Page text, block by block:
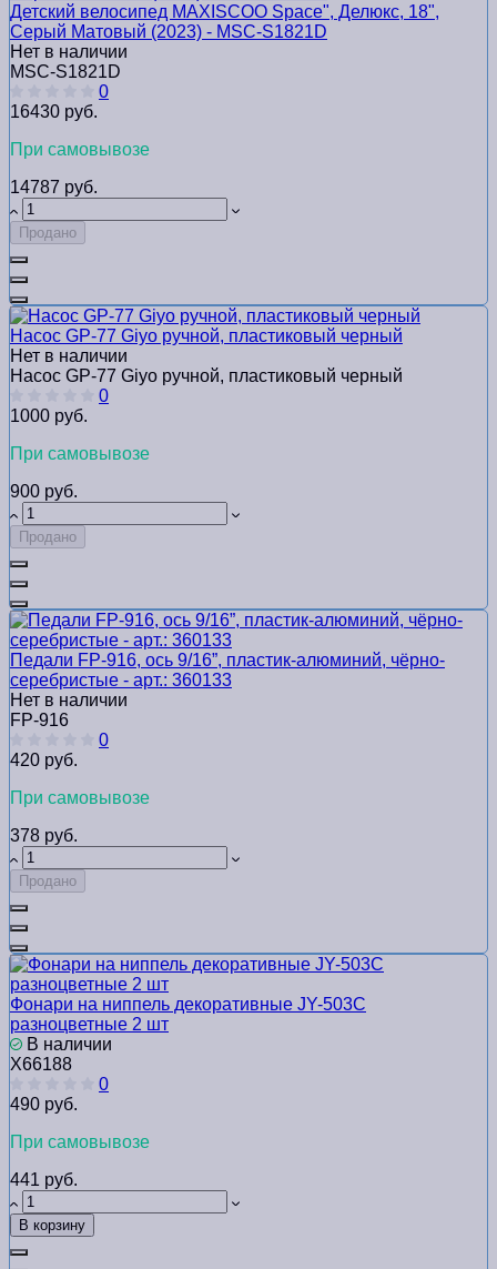
Детский велосипед MAXISCOO Space", Делюкс, 18",
Серый Матовый (2023) - MSC-S1821D
Нет в наличии
MSC-S1821D
0
16430 руб.
При самовывозе
14787 руб.
Продано
Насос GP-77 Giyo ручной, пластиковый черный
Нет в наличии
Насос GP-77 Giyo ручной, пластиковый черный
0
1000 руб.
При самовывозе
900 руб.
Продано
Педали FP-916, ось 9/16”, пластик-алюминий, чёрно-
серебристые - арт.: 360133
Нет в наличии
FP-916
0
420 руб.
При самовывозе
378 руб.
Продано
Фонари на ниппель декоративные JY-503C
разноцветные 2 шт
В наличии
Х66188
0
490 руб.
При самовывозе
441 руб.
В корзину